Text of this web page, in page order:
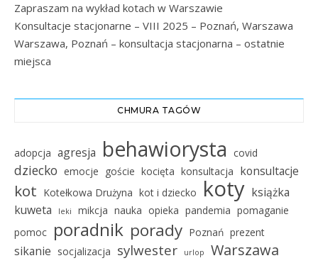
Zapraszam na wykład kotach w Warszawie
Konsultacje stacjonarne – VIII 2025 – Poznań, Warszawa
Warszawa, Poznań – konsultacja stacjonarna – ostatnie
miejsca
CHMURA TAGÓW
adopcja agresja behawiorysta covid
dziecko emocje goście kocięta konsultacja konsultacje
kot Kotełkowa Drużyna kot i dziecko koty książka
kuweta
leki mikcja nauka opieka pandemia pomaganie
pomoc poradnik porady Poznań prezent
sikanie socjalizacja sylwester urlop Warszawa